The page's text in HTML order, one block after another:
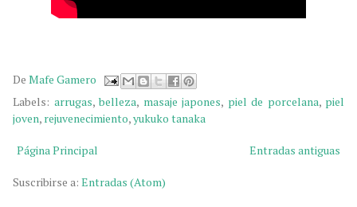
De Mafe Gamero
Labels: arrugas,belleza, masaje japones, piel de porcelana, piel
joven, rejuvenecimiento,yukuko tanaka
Entradas antiguas
Página Principal
Suscribirse a: Entradas (Atom)